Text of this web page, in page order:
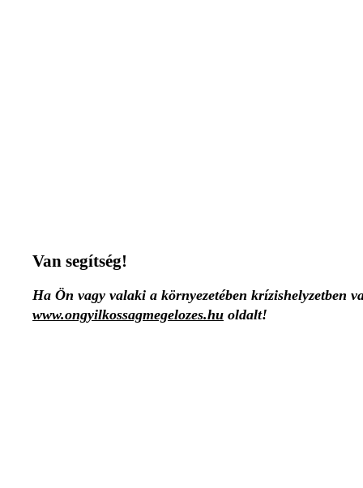
Van segítség!
Ha Ön vagy valaki a környezetében krízishelyzetben
www.ongyilkossagmegelozes.hu oldalt!